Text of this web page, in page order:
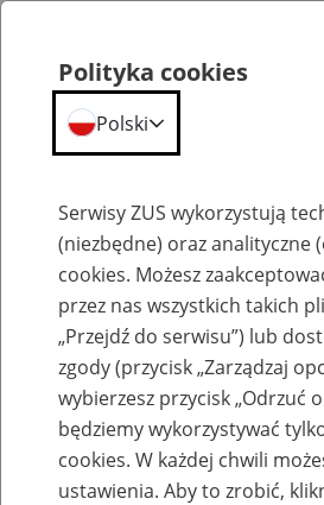
Kalendarium
Polityka cookies
Polski
Serwisy ZUS wykorzystują
(niezbędne) oraz analityczne
cookies. Możesz
przez nas wszystkich takich
„Przejdź do serwisu”) lub
zgody (przycisk „Zarządzaj
wybierzesz przycisk „Odrzuć
będziemy wykorzystywać
cookies. W każdej chwili
ustawienia. Aby to zrobić,